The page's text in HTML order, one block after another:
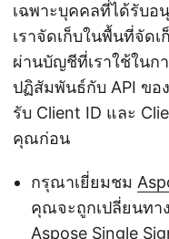
เฉพาะบุคคลที่ได้รับ
เราจัดเก็บในพื้นที่จัด
ผ่านบัญชีที่เราใช้ในก
ปฏิสัมพันธ์กับ API ขอ
รับ Client ID และ
คุณก่อน
กรุณาเยี่ยมชม
คุณจะถูกเปลี่ยนทา
Aspose Single